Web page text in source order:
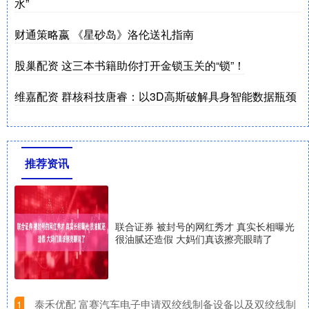
财通策略嬴 《星砂岛》洛伦送礼指南
股巢配资 这三本书籍助你打开金锁玉关的“锁”！
维嘉配资 群核科技唐睿：以3D高斯破解具身智能数据瓶颈
推荐资讯
联合证券 被封号的网红秀才 真实长相曝光
很油腻还造假 大妈们真该擦亮眼睛了
1 ​泰禾优配 富赛汽车电子申请双绞线制备设备以及双绞线制